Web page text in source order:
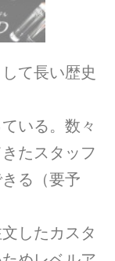
て長い歴史
いる。数々
たスタッフ
る（要予
したカスタ